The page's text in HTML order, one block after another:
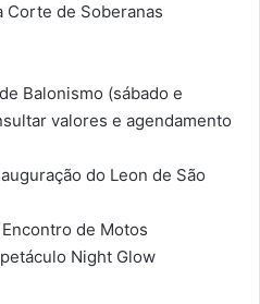
Corte de Soberanas
Balonismo (sábado e
valores e agendamento
do Leon de São
de Motos
Night Glow